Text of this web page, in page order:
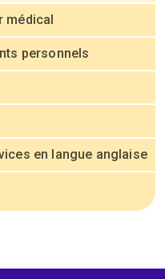
médical
personnels
en langue anglaise